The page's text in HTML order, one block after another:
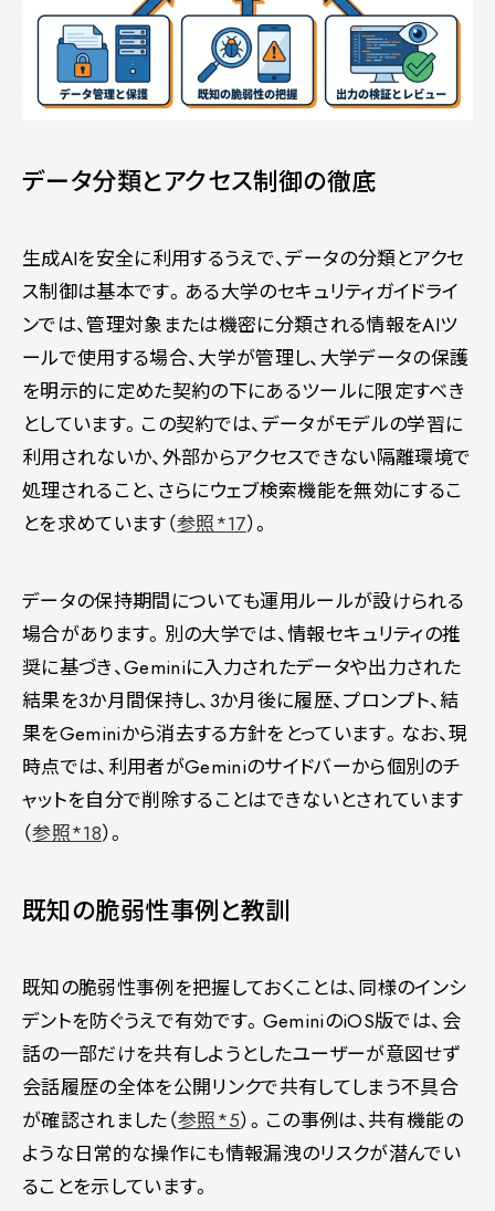
データ分類とアクセス制御の徹底
生成AIを安全に利用するうえで、データの分類とアクセ
ス制御は基本です。ある大学のセキュリティガイドライ
ンでは、管理対象または機密に分類される情報をAIツ
ールで使用する場合、大学が管理し、大学データの保護
を明示的に定めた契約の下にあるツールに限定すべき
としています。この契約では、データがモデルの学習に
利用されないか、外部からアクセスできない隔離環境で
処理されること、さらにウェブ検索機能を無効にするこ
とを求めています（参照*17）。
データの保持期間についても運用ルールが設けられる
場合があります。別の大学では、情報セキュリティの推
奨に基づき、Geminiに入力されたデータや出力された
結果を3か月間保持し、3か月後に履歴、プロンプト、結
果をGeminiから消去する方針をとっています。なお、現
時点では、利用者がGeminiのサイドバーから個別のチ
ャットを自分で削除することはできないとされています
（参照*18）。
既知の脆弱性事例と教訓
既知の脆弱性事例を把握しておくことは、同様のインシ
デントを防ぐうえで有効です。GeminiのiOS版では、会
話の一部だけを共有しようとしたユーザーが意図せず
会話履歴の全体を公開リンクで共有してしまう不具合
が確認されました（参照*5）。この事例は、共有機能の
ような日常的な操作にも情報漏洩のリスクが潜んでい
ることを示しています。